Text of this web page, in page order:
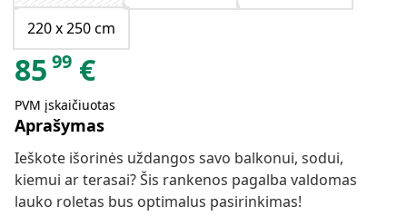
220 x 250 cm
85 99 €
PVM įskaičiuotas
Aprašymas
Ieškote išorinės uždangos savo balkonui, sodui,
kiemui ar terasai? Šis rankenos pagalba valdomas
lauko roletas bus optimalus pasirinkimas!